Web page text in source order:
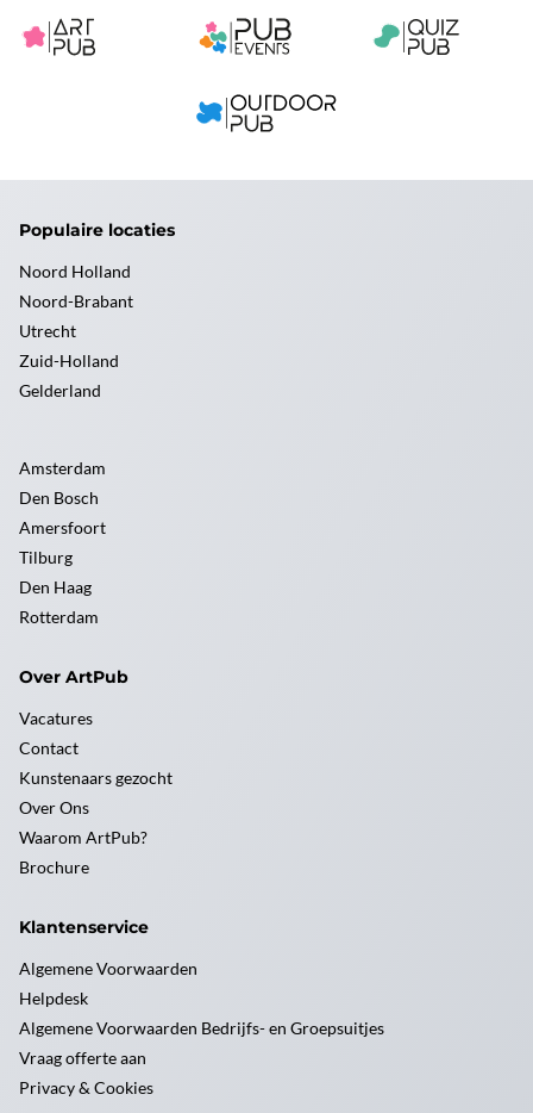
Populaire locaties
Noord Holland
Noord-Brabant
Utrecht
Zuid-Holland
Gelderland
Amsterdam
Den Bosch
Amersfoort
Tilburg
Den Haag
Rotterdam
Over ArtPub
Vacatures
Contact
Kunstenaars gezocht
Over Ons
Waarom ArtPub?
Brochure
Klantenservice
Algemene Voorwaarden
Helpdesk
Algemene Voorwaarden Bedrijfs- en Groepsuitjes
Vraag offerte aan
Privacy & Cookies